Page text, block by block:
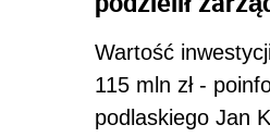
Wartość
115 mln zł -
podlaskiego Jan